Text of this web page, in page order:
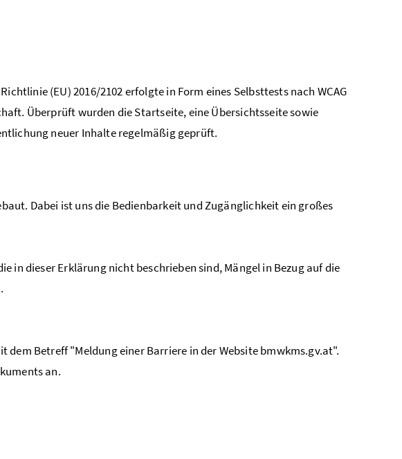
(EU) 2016/2102 erfolgte in Form eines Selbsttests nach WCAG
Überprüft wurden die Startseite, eine Übersichtsseite sowie
neuer Inhalte regelmäßig geprüft.
Dabei ist uns die Bedienbarkeit und Zugänglichkeit ein großes
in dieser Erklärung nicht beschrieben sind, Mängel in Bezug auf die
dem Betreff "Meldung einer Barriere in derWebsitebmwkms.gv.at".
an.